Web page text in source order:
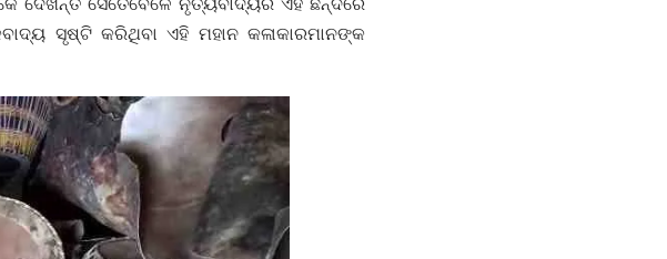
ସୃଷ୍ଟି କରିଥିବା ଏହି ମହାନ କଳାକାରମାନଙ୍କ